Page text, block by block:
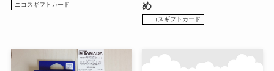
ニコスギフトカード
め
ニコスギフトカード